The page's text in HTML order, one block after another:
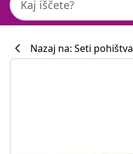
Nazaj na: Seti pohištva